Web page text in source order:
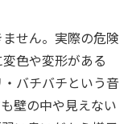
せん。実際の危険
色や変形がある
バチバチという音
壁の中や見えない